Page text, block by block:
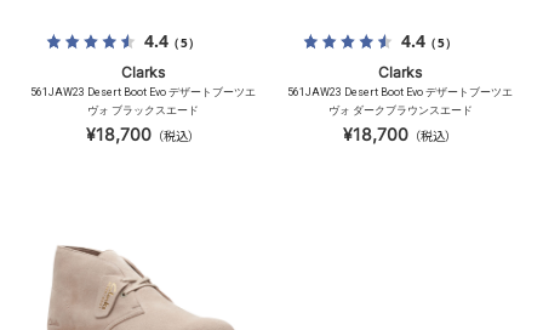
4.4（5）
Clarks
561JAW23 Desert Boot Evo デザートブーツエ
ヴォ ブラックスエード
¥18,700 （税込）
4.4（5）
Clarks
561JAW23 Desert Boot Evo デザートブーツエ
ヴォ ダークブラウンスエード
¥18,700 （税込）